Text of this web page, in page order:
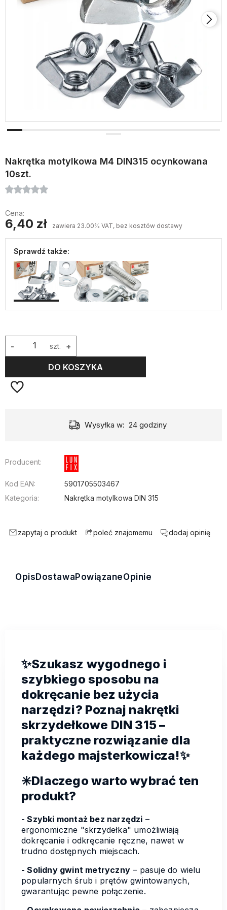
Nakrętka motylkowa M4 DIN315 ocynkowana
10szt.
Cena:
6,40 zł zawiera 23.00% VAT, bez kosztów dostawy
Sprawdź także:
szt. +
-
DO KOSZYKA
Wysyłka w: 24 godziny
Producent:
Kod EAN:
5901705503467
Kategoria:
Nakrętka motylkowa DIN 315
zapytaj o produkt poleć znajomemu dodaj opinię
OpisDostawaPowiązaneOpinie
✨Szukasz wygodnego i
szybkiego sposobu na
dokręcanie bez użycia
narzędzi? Poznaj nakrętki
skrzydełkowe DIN 315 –
praktyczne rozwiązanie dla
każdego majsterkowicza!✨
✳️Dlaczego warto wybrać ten
produkt?
- Szybki montaż bez narzędzi –
ergonomiczne "skrzydełka" umożliwiają
dokręcanie i odkręcanie ręczne, nawet w
trudno dostępnych miejscach.
- Solidny gwint metryczny – pasuje do wielu
popularnych śrub i prętów gwintowanych,
gwarantując pewne połączenie.